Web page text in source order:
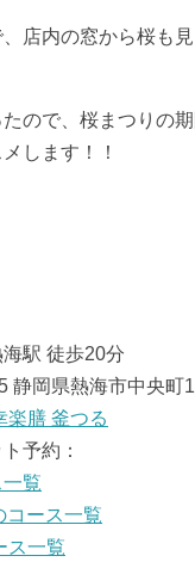
店内の窓から桜も
ので、桜まつりの
します！！
駅 徒歩20分
静岡県熱海市中央町
楽膳 釜つる
予約：
覧
コース一覧
ス一覧